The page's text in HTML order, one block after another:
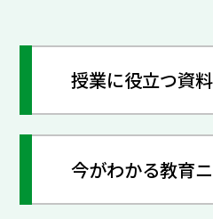
授業に役立つ資
今がわかる教育